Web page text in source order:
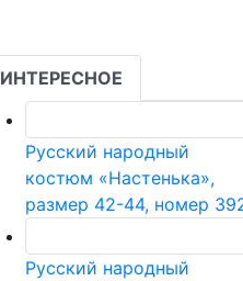
ИНТЕРЕСНОЕ
Русский народный
костюм «Настенька»,
размер 42-44, номер
Русский народный